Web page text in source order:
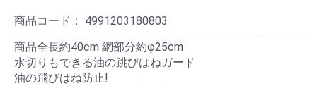
商品コード： 4991203180803
商品全長約40cm 網部分約φ25cm
水切りもできる油の跳びはねガード
油の飛びはね防止!